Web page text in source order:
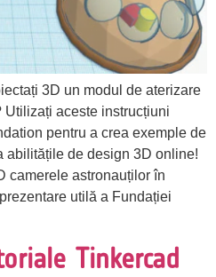
3D un modul de aterizare
Utilizați aceste instrucțiuni
pentru a crea exemple de
abilitățile de design 3D online!
camerele astronauților în
utilă a Fundației
Tinkercad